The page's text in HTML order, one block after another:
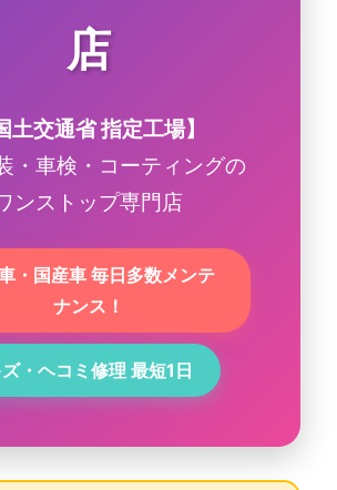
店
土交通省 指定工場】
・車検・コーティングの
ンストップ専門店
・国産車 毎日多数メンテ
ナンス！
・ヘコミ修理 最短1日